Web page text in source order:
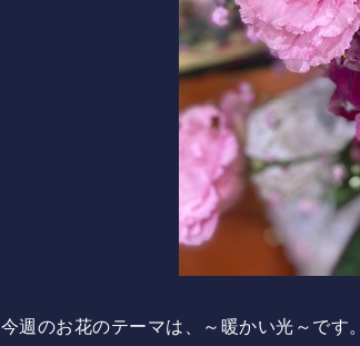
今週のお花のテーマは、～暖かい光～です。